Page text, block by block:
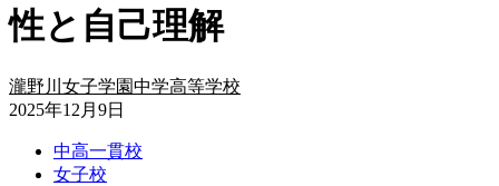
性と自己理解
瀧野川女子学園中学高等学校
2025年12月9日
中高一貫校
女子校